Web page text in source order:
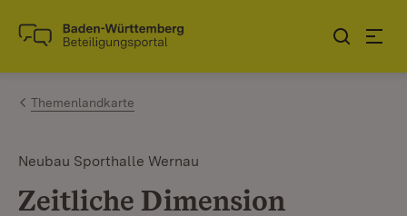
Zum Inhalt springen
Link zur Startseite
Themenlandkarte
Neubau Sporthalle Wernau
Zeitliche Dimension